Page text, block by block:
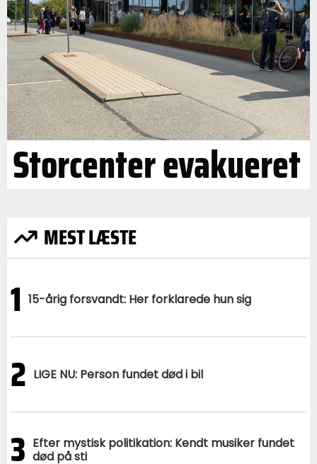
Storcenter evakueret
MEST LÆSTE
1 15-årig forsvandt: Her forklarede hun sig
2 LIGE NU: Person fundet død i bil
3 Efter mystisk politikation: Kendt musiker fundet
død på sti